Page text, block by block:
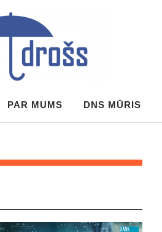
PAR MUMS DNS MŪRIS